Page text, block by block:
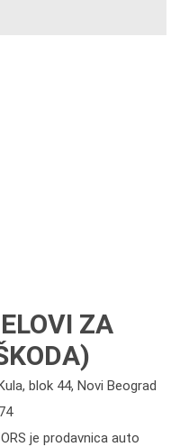
ZA
blok 44, Novi Beograd
je prodavnica auto